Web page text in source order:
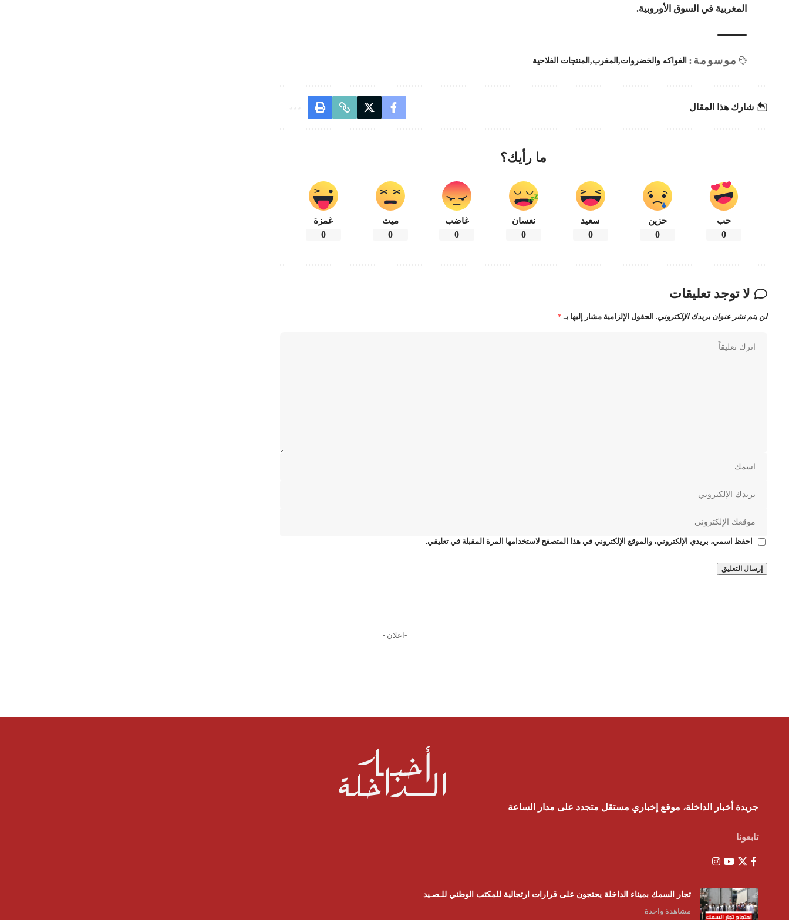
المغربية في السوق الأوروبية.
موسومة: الفواكه والخضروات المغرب المنتجات الفلاحية
شارك هذا المقال
ما رأيك؟
حب
0
حزين
0
سعيد
0
نعسان
0
غاضب
0
ميت
0
غمزة
0
لا توجد تعليقات
لن يتم نشر عنوان بريدك الإلكتروني. الحقول الإلزامية مشار إليها بـ *
احفظ اسمي، بريدي الإلكتروني، والموقع الإلكتروني في هذا المتصفح لاستخدامها المرة المقبلة في تعليقي.
-اعلان -
جريدة أخبار الداخلة، موقع إخباري مستقل متجدد على مدار الساعة
تابعونا
تجار السمك بميناء الداخلة يحتجون على قرارات ارتجالية للمكتب الوطني للـصـيد
مشاهدة واحدة